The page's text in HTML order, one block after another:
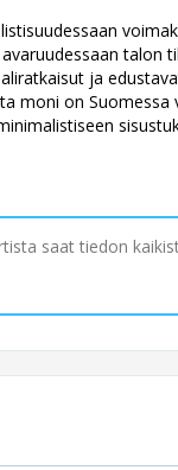
talon
ja
moni on
saat tiedon